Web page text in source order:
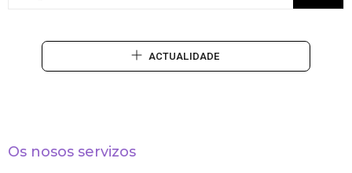
ACTUALIDADE
Os nosos servizos